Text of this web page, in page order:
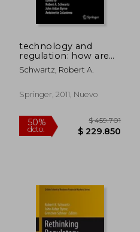
50% $ 340.071
technology and
regulation: how are
they driving our
markets? (en Inglés)
Schwartz, Robert A.
Springer, 2011, Nuevo